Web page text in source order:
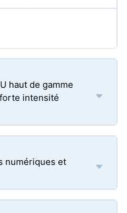
haut de gamme
intensité
numériques et